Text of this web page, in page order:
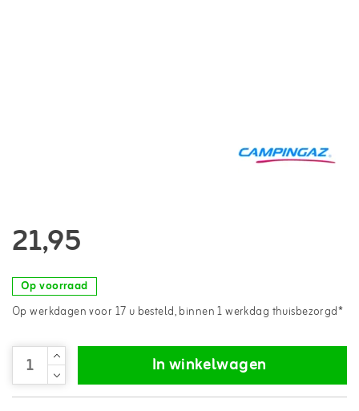
21,95
Op voorraad
Op werkdagen voor 17 u besteld, binnen 1 werkdag thuisbezorgd*
In winkelwagen